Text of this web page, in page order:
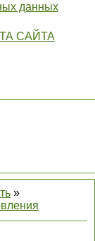
данных
САЙТА
»